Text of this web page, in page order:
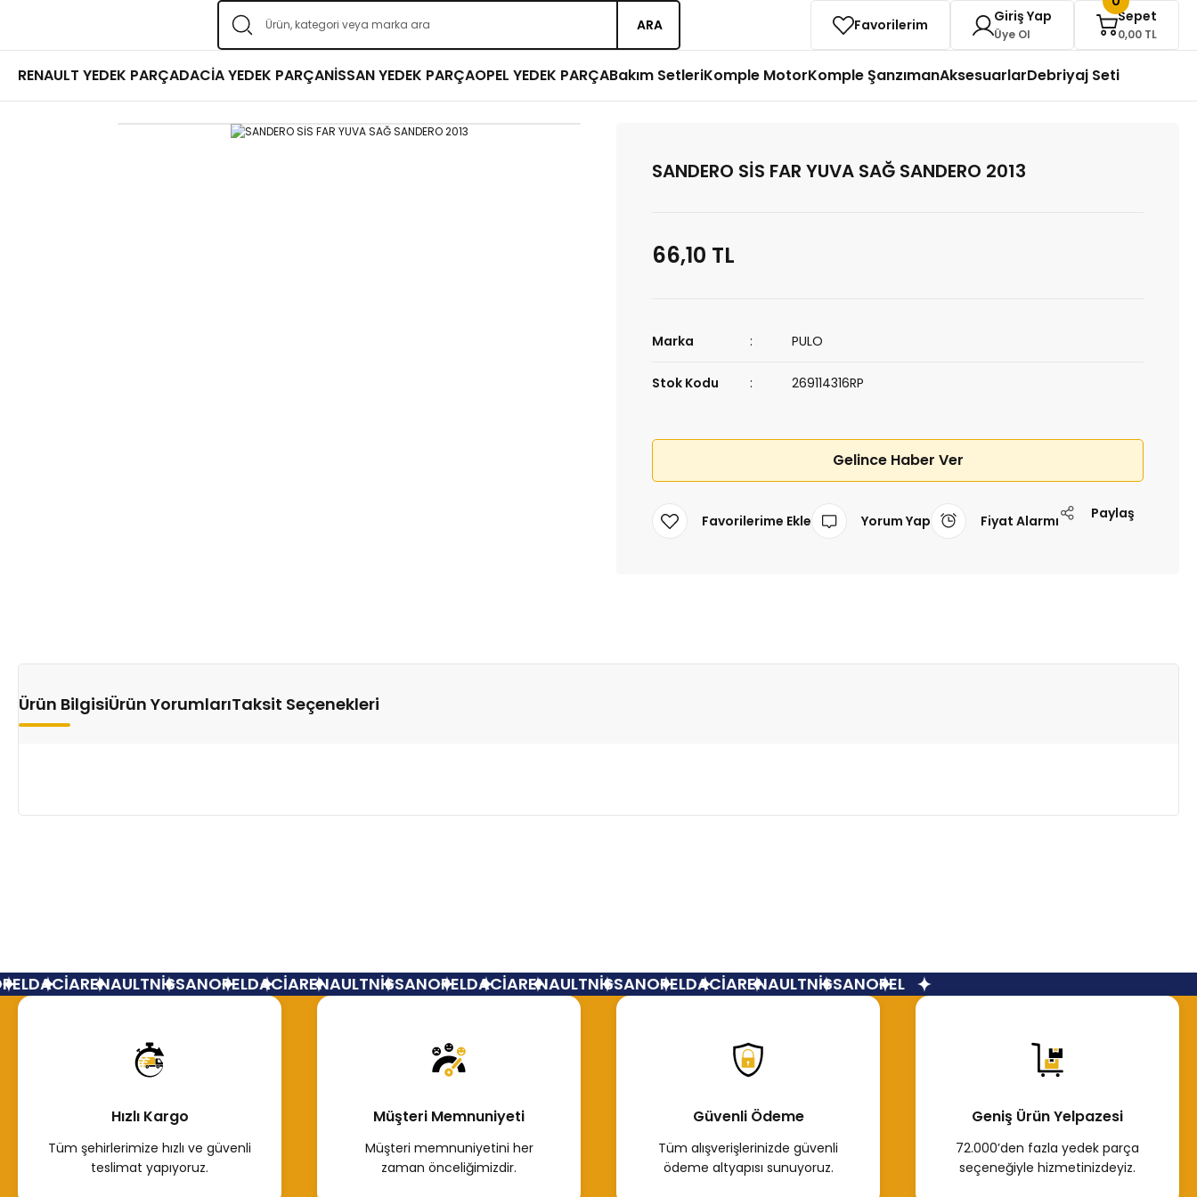
ARA Favorilerim Giriş Yap
Üye Ol
Sepet
0,00 TL
RENAULT YEDEK PARÇADACİA YEDEK PARÇANİSSAN YEDEK PARÇAOPEL YEDEK PARÇABakım SetleriKomple MotorKomple ŞanzımanAksesuarlarDebriyaj Seti
SANDERO SİS FAR YUVA SAĞ SANDERO 2013
66,10 TL
Marka PULO
Stok Kodu 269114316RP
Gelince Haber Ver
Yorum Yap Fiyat Alarmı Paylaş
Ürün BilgisiÜrün YorumlarıTaksit Seçenekleri
DACİARENAULTNİSSANOPELDACİARENAULTNİSSANOPELDACİARENAULTNİSSANOPELDACİARENAULTNİSSANOPEL
Hızlı Kargo
Tüm şehirlerimize hızlı ve güvenli
teslimat yapıyoruz.
Müşteri Memnuniyeti
Müşteri memnuniyetini her
zaman önceliğimizdir.
Güvenli Ödeme
Tüm alışverişlerinizde güvenli
ödeme altyapısı sunuyoruz.
Geniş Ürün Yelpazesi
72.000’den fazla yedek parça
seçeneğiyle hizmetinizdeyiz.